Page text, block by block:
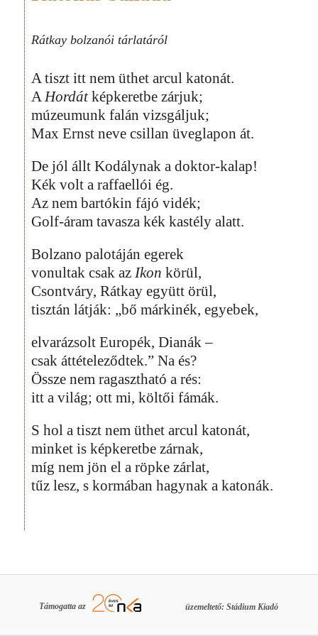
Rátkay bolzanói tárlatáról
A tiszt itt nem üthet arcul katonát.
A Hordátképkeretbe zárjuk;
múzeumunk falán vizsgáljuk;
Max Ernst neve csillan üveglapon át.
De jól állt Kodálynak a doktor-kalap!
Kék volt a raffaellói ég.
Az nem bartókin fájó vidék;
Golf-áram tavasza kék kastély alatt.
Bolzano palotáján egerek
vonultak csak az Ikon körül,
Csontváry, Rátkay együtt örül,
tisztán látják: „bő márkinék, egyebek,
elvarázsolt Europék, Dianák –
csak áttételeződtek.” Na és?
Össze nem ragasztható a rés:
itt a világ; ott mi, költői fámák.
S hol a tiszt nem üthet arcul katonát,
minket is képkeretbe zárnak,
míg nem jön el a röpke zárlat,
tűz lesz, s kormában hagynak a katonák.
Támogatta az üzemeltető: Stádium Kiadó